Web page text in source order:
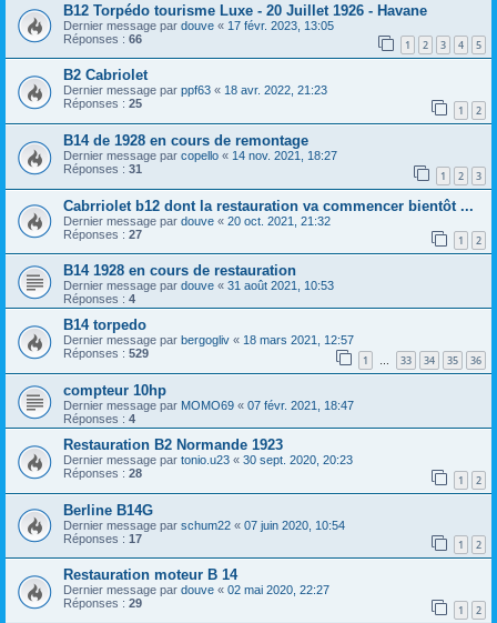
B12 Torpédo tourisme Luxe - 20 Juillet 1926 - Havane
Dernier message par douve « 17 févr. 2023, 13:05
Réponses : 66 1 2 3 4 5
B2 Cabriolet
Dernier message par ppf63 « 18 avr. 2022, 21:23
Réponses : 25 1 2
B14 de 1928 en cours de remontage
Dernier message par copello « 14 nov. 2021, 18:27
Réponses : 31 1 2 3
Cabrriolet b12 dont la restauration va commencer bientôt ...
Dernier message par douve « 20 oct. 2021, 21:32
Réponses : 27 1 2
B14 1928 en cours de restauration
Dernier message par douve « 31 août 2021, 10:53
Réponses : 4
B14 torpedo
Dernier message par bergogliv « 18 mars 2021, 12:57
Réponses : 529 1 … 33 34 35 36
compteur 10hp
Dernier message par MOMO69 « 07 févr. 2021, 18:47
Réponses : 4
Restauration B2 Normande 1923
Dernier message par tonio.u23 « 30 sept. 2020, 20:23
Réponses : 28 1 2
Berline B14G
Dernier message par schum22 « 07 juin 2020, 10:54
Réponses : 17 1 2
Restauration moteur B 14
Dernier message par douve « 02 mai 2020, 22:27
Réponses : 29 1 2